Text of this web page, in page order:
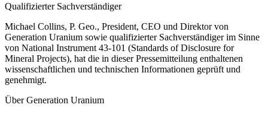
Qualifizierter Sachverständiger
Michael Collins, P. Geo., President, CEO und Direktor von
Generation Uranium sowie qualifizierter Sachverständiger im Sinne
von National Instrument 43-101 (Standards of Disclosure for
Mineral Projects), hat die in dieser Pressemitteilung enthaltenen
wissenschaftlichen und technischen Informationen geprüft und
genehmigt.
Über Generation Uranium